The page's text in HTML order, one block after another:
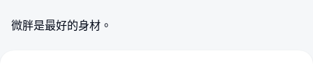
微胖是最好的身材。